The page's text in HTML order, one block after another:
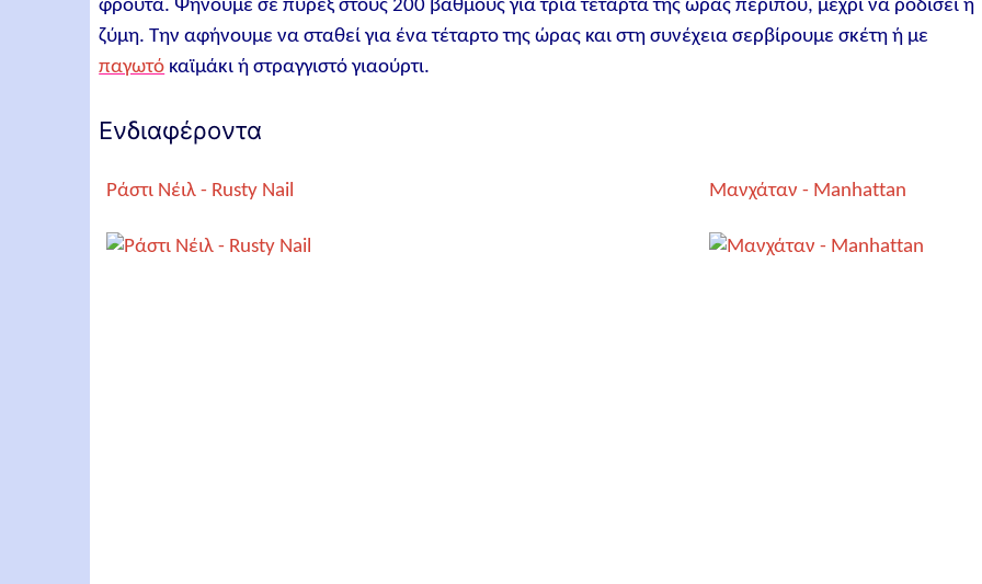
φρούτα. Ψήνουμε σε πυρέξ στους 200 βαθμούς για τρία τέταρτα της ώρας περίπου, μέχρι να ροδίσει η
ζύμη. Την αφήνουμε να σταθεί για ένα τέταρτο της ώρας και στη συνέχεια σερβίρουμε σκέτη ή με
παγωτό καϊμάκι ή στραγγιστό γιαούρτι.
Ενδιαφέροντα
Ράστι Νέιλ - Rusty Nail Μανχάταν - Manhattan